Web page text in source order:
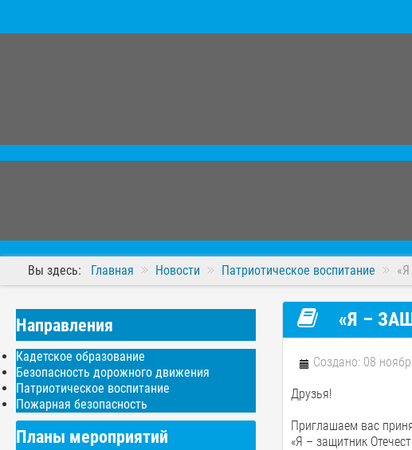
Вы здесь: Главная Новости Патриотическое воспитание
Направления
Кадетское образование
Безопасность дорожного движения
Патриотическое воспитание
Пожарная безопасность
Планы мероприятий
«Я –
Создано: 08
Друзья!
Приглашаем вас
«Я – защитник